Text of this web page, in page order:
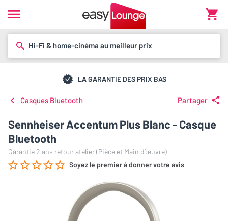
Hi-Fi & home-cinéma au meilleur prix
LA GARANTIE DES PRIX BAS
Casques Bluetooth Partager
Sennheiser Accentum Plus Blanc - Casque
Bluetooth
Garantie 2 ans retour atelier (Pièce et Main d’œuvre)
Soyez le premier à donner votre avis